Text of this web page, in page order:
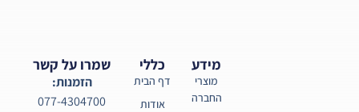
כללי
דף הבית
אודות
מידע
מוצרי
החברה
שמרו על קשר
הזמנות:
077-4304700